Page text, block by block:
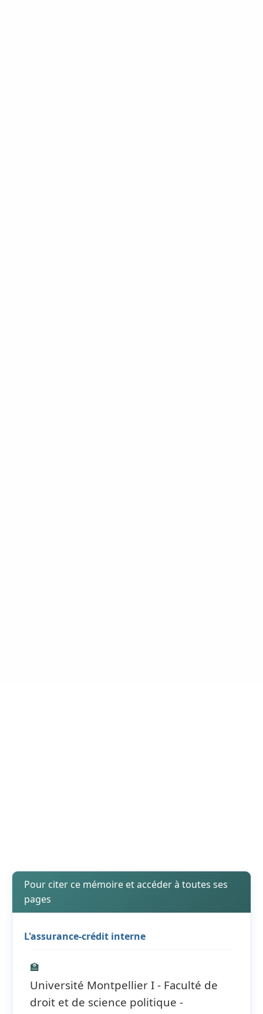
Pour citer ce mémoire et accéder à toutes ses
pages
L'assurance-crédit interne
🏫
Université Montpellier I - Faculté de
droit et de science politique -